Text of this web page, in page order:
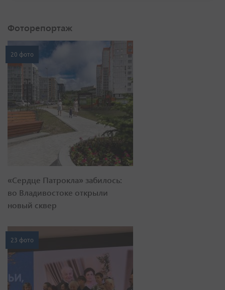
Фоторепортаж
20 фото
«Сердце Патрокла» забилось:
во Владивостоке открыли
новый сквер
23 фото